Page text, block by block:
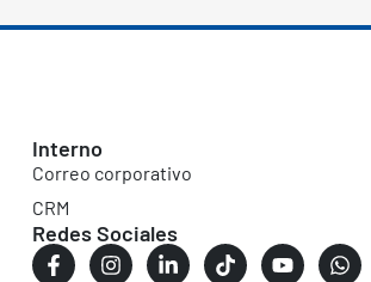
Interno
Correo corporativo
CRM
Redes Sociales